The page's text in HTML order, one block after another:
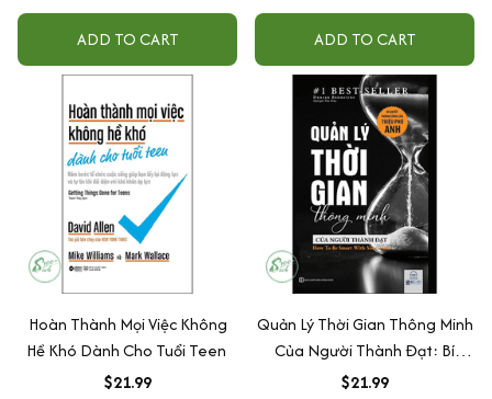
ADD TO CART ADD TO CART
Hoàn Thành Mọi Việc Không
Hề Khó Dành Cho Tuổi Teen
$21.99
Quản Lý Thời Gian Thông Minh
Của Người Thành Đạt: Bí
Quyết Thành Công Của Triệu
$21.99